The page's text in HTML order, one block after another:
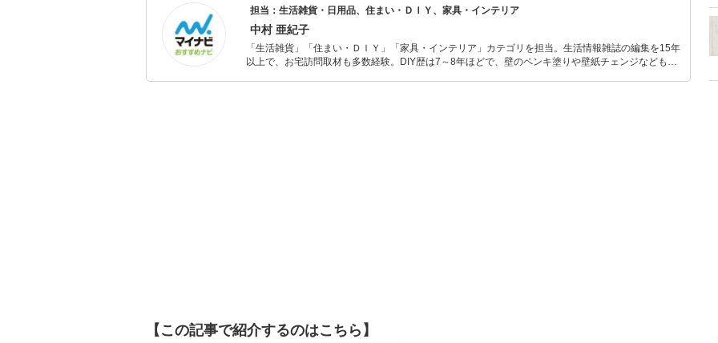
担当：生活雑貨・日用品、住まい・ＤＩＹ、家具・インテリア
中村 亜紀子
「生活雑貨」「住まい・ＤＩＹ」「家具・インテリア」カテゴリを担当。生活情報雑誌の編集を15年
以上で、お宅訪問取材も多数経験。DIY歴は7～8年ほどで、壁のペンキ塗りや壁紙チェンジなどもチ
【この記事で紹介するのはこちら】